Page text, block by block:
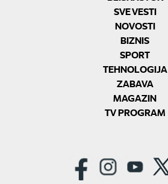
SVE VESTI
NOVOSTI
BIZNIS
SPORT
TEHNOLOGIJA
ZABAVA
MAGAZIN
TV PROGRAM